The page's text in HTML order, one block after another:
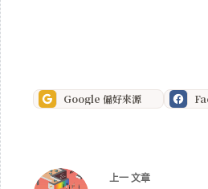
Google 偏好來源
上一 文章